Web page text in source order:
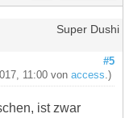
Super Dushi
#5
11:00 vonaccess .)
ist zwar